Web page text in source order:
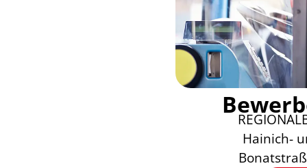
Hainich-